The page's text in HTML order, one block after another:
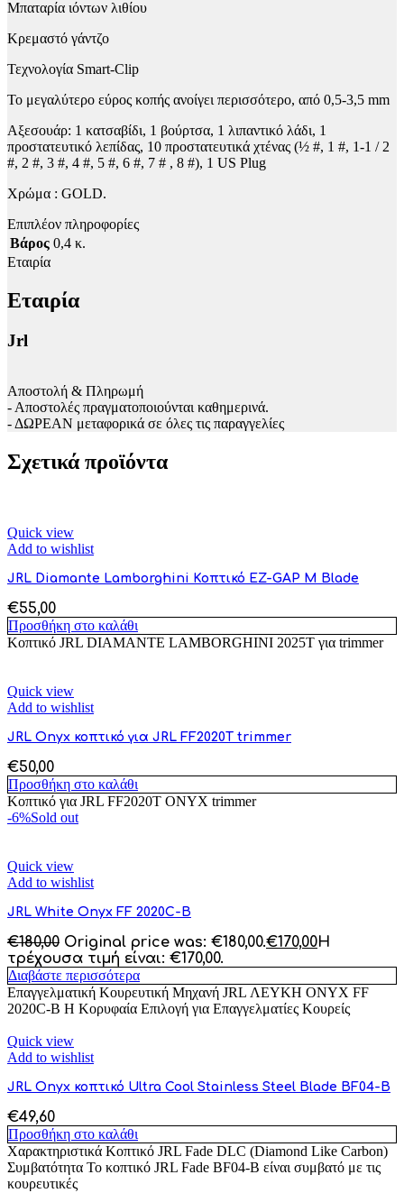
Μπαταρία ιόντων λιθίου
Κρεμαστό γάντζο
Τεχνολογία Smart-Clip
Το μεγαλύτερο εύρος κοπής ανοίγει περισσότερο, από 0,5-3,5 mm
Αξεσουάρ: 1 κατσαβίδι, 1 βούρτσα, 1 λιπαντικό λάδι, 1
προστατευτικό λεπίδας, 10 προστατευτικά χτένας (½ #, 1 #, 1-1 / 2
#, 2 #, 3 #, 4 #, 5 #, 6 #, 7 # , 8 #), 1 US Plug
Χρώμα : GOLD.
Επιπλέον πληροφορίες
Βάρος 0,4 κ.
Εταιρία
Εταιρία
Jrl
Αποστολή & Πληρωμή
- Αποστολές πραγματοποιούνται καθημερινά.
- ΔΩΡΕΑΝ μεταφορικά σε όλες τις παραγγελίες
Σχετικά προϊόντα
Quick view
Add to wishlist
JRL Diamante Lamborghini Κοπτικό EZ-GAP M Blade
€55,00
Προσθήκη στο καλάθι
Κοπτικό JRL DIAMANTE LAMBORGHINI 2025T για trimmer
Quick view
Add to wishlist
JRL Onyx κοπτικό για JRL FF2020T trimmer
€50,00
Προσθήκη στο καλάθι
Κοπτικό για JRL FF2020T ONYX trimmer
-6%Sold out
Quick view
Add to wishlist
JRL White Onyx FF 2020C-B
€180,00 Original price was: €180,00.€170,00Η
τρέχουσα τιμή είναι: €170,00.
Διαβάστε περισσότερα
Επαγγελματική Κουρευτική Μηχανή JRL ΛΕΥΚΗ ONYX FF
2020C-B Η Κορυφαία Επιλογή για Επαγγελματίες Κουρείς
Quick view
Add to wishlist
JRL Onyx κοπτικό Ultra Cool Stainless Steel Blade BF04-B
€49,60
Προσθήκη στο καλάθι
Χαρακτηριστικά Κοπτικό JRL Fade DLC (Diamond Like Carbon)
Συμβατότητα Το κοπτικό JRL Fade BF04-B είναι συμβατό με τις
κουρευτικές